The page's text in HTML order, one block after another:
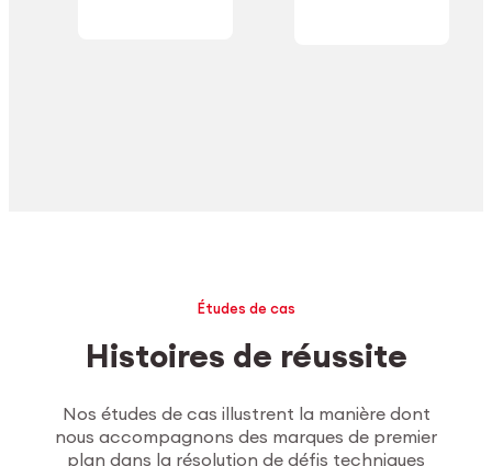
Études de cas
Histoires de réussite
Nos études de cas illustrent la manière dont
nous accompagnons des marques de premier
plan dans la résolution de défis techniques